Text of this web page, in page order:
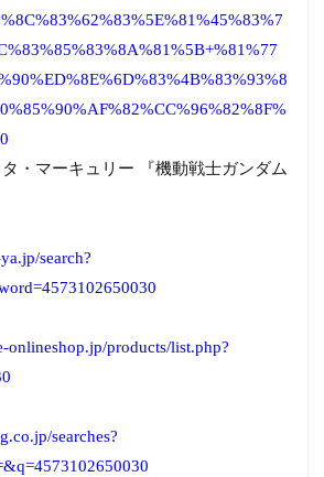
タ・マーキュリー 『機動戦士ガンダム
search?
onlineshop.jp/products/list.php?
searches?